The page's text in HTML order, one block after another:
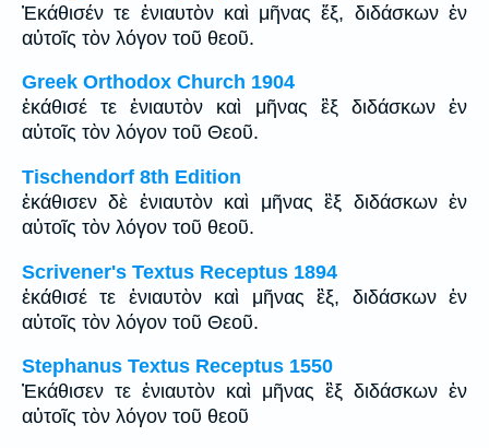
Ἐκάθισέν τε ἐνιαυτὸν καὶ μῆνας ἕξ, διδάσκων ἐν
αὐτοῖς τὸν λόγον τοῦ θεοῦ.
Greek Orthodox Church 1904
ἐκάθισέ τε ἐνιαυτὸν καὶ μῆνας ἓξ διδάσκων ἐν
αὐτοῖς τὸν λόγον τοῦ Θεοῦ.
Tischendorf 8th Edition
ἐκάθισεν δὲ ἐνιαυτὸν καὶ μῆνας ἓξ διδάσκων ἐν
αὐτοῖς τὸν λόγον τοῦ θεοῦ.
Scrivener's Textus Receptus 1894
ἐκάθισέ τε ἐνιαυτὸν καὶ μῆνας ἓξ, διδάσκων ἐν
αὐτοῖς τὸν λόγον τοῦ Θεοῦ.
Stephanus Textus Receptus 1550
Ἐκάθισεν τε ἐνιαυτὸν καὶ μῆνας ἓξ διδάσκων ἐν
αὐτοῖς τὸν λόγον τοῦ θεοῦ